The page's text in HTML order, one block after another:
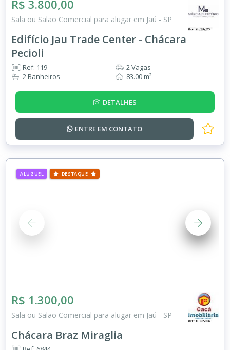
R$ 3.800,00
Sala ou Salão Comercial para alugar em Jaú - SP
Edifício Jau Trade Center - Chácara
Pecioli
Ref: 119
2 Banheiros
2 Vagas
83.00 m²
DETALHES
ENTRE EM CONTATO
ALUGUEL DESTAQUE
R$ 1.300,00
Sala ou Salão Comercial para alugar em Jaú - SP
Chácara Braz Miraglia